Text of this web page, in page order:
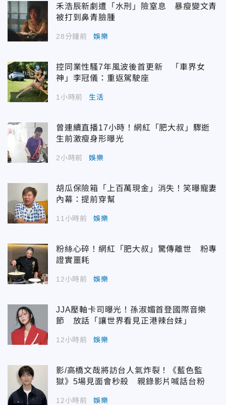
禾浩辰新劇遭「水刑」險窒息 暴瘦變文青
被打到鼻青臉腫
28分鐘前 娛樂
控同業性騷7年風波後首更新 「車界女
神」李冠儀：重返駕駛座
1小時前 生活
曾連續直播17小時！網紅「肥大叔」驟逝
生前激瘦身形曝光
2小時前 娛樂
胡瓜保險箱「上百萬現金」消失！笑曝寵妻
內幕：提前穿幫
11小時前 娛樂
粉絲心碎！網紅「肥大叔」驚傳離世 粉專
證實噩耗
12小時前 娛樂
JJA壓軸卡司曝光！孫淑媚首登國際音樂
節 放話「讓世界看見正港辣台妹」
12小時前 娛樂
影/高橋文哉將訪台人氣炸裂！《藍色監
獄》5場見面會秒殺 親錄影片喊話台粉
12小時前 娛樂